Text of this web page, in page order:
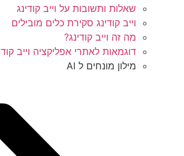
שאלות ותשובות על וייב קודינג
וייב קודינג סקירת כלים מובילים
מה זה וייב קודינג?
דוגמאות לאתרי אפליקציה וייב קוד
מילון מונחים ל AI